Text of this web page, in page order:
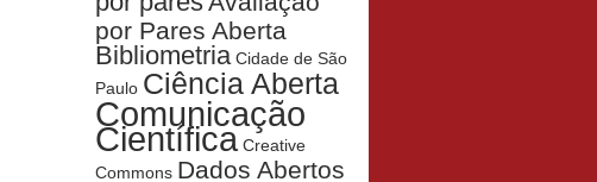
por Pares Aberta
Bibliometria Cidade de São
Paulo Ciência Aberta
Comunicação
Científica Creative
Commons Dados Abertos